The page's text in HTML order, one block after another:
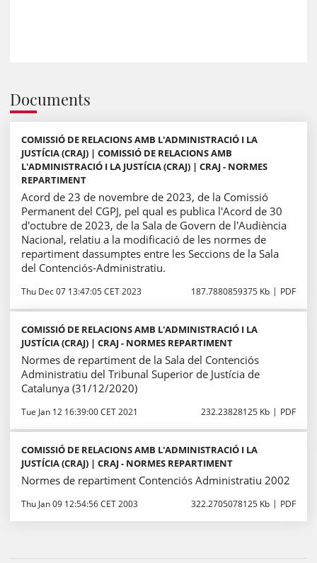
Documents
COMISSIÓ DE RELACIONS AMB L'ADMINISTRACIÓ I LA
JUSTÍCIA (CRAJ) | COMISSIÓ DE RELACIONS AMB
L'ADMINISTRACIÓ I LA JUSTÍCIA (CRAJ) | CRAJ - NORMES
REPARTIMENT
Acord de 23 de novembre de 2023, de la Comissió
Permanent del CGPJ, pel qual es publica l'Acord de 30
d'octubre de 2023, de la Sala de Govern de l'Audiència
Nacional, relatiu a la modificació de les normes de
repartiment dassumptes entre les Seccions de la Sala
del Contenciós-Administratiu.
Thu Dec 07 13:47:05 CET 2023 187.7880859375 Kb PDF
COMISSIÓ DE RELACIONS AMB L'ADMINISTRACIÓ I LA
JUSTÍCIA (CRAJ) | CRAJ - NORMES REPARTIMENT
Normes de repartiment de la Sala del Contenciós
Administratiu del Tribunal Superior de Justícia de
Catalunya (31/12/2020)
Tue Jan 12 16:39:00 CET 2021 232.23828125 Kb PDF
COMISSIÓ DE RELACIONS AMB L'ADMINISTRACIÓ I LA
JUSTÍCIA (CRAJ) | CRAJ - NORMES REPARTIMENT
Normes de repartiment Contenciós Administratiu 2002
Thu Jan 09 12:54:56 CET 2003 322.2705078125 Kb PDF